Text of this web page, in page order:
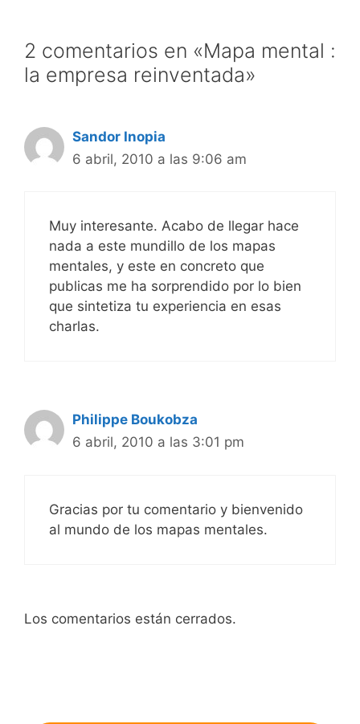
2 comentarios en «Mapa mental :
la empresa reinventada»
Sandor Inopia
6 abril, 2010 a las 9:06 am
Muy interesante. Acabo de llegar hace
nada a este mundillo de los mapas
mentales, y este en concreto que
publicas me ha sorprendido por lo bien
que sintetiza tu experiencia en esas
charlas.
Philippe Boukobza
6 abril, 2010 a las 3:01 pm
Gracias por tu comentario y bienvenido
al mundo de los mapas mentales.
Los comentarios están cerrados.